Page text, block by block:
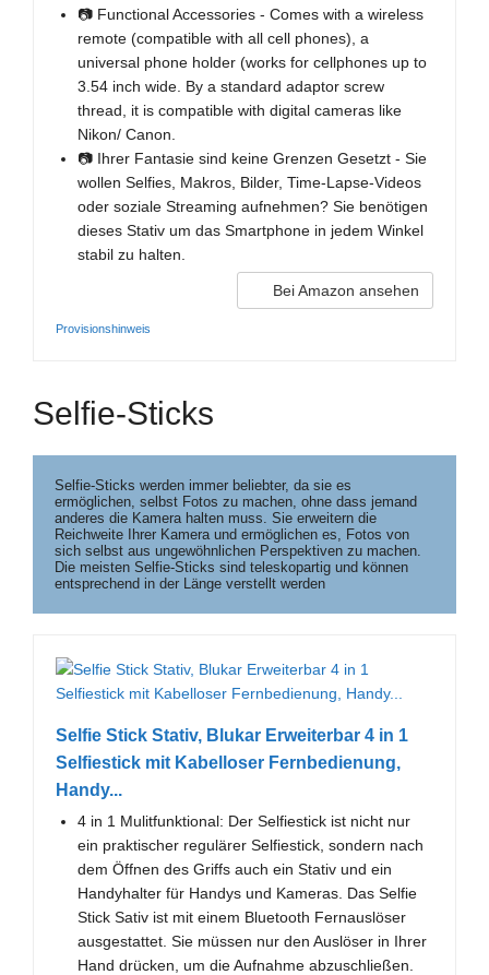
📷 Functional Accessories - Comes with a wireless
remote (compatible with all cell phones), a
universal phone holder (works for cellphones up to
3.54 inch wide. By a standard adaptor screw
thread, it is compatible with digital cameras like
Nikon/ Canon.
📷 Ihrer Fantasie sind keine Grenzen Gesetzt - Sie
wollen Selfies, Makros, Bilder, Time-Lapse-Videos
oder soziale Streaming aufnehmen? Sie benötigen
dieses Stativ um das Smartphone in jedem Winkel
stabil zu halten.
Bei Amazon ansehen
Provisionshinweis
Selfie-Sticks
Selfie-Sticks werden immer beliebter, da sie es
ermöglichen, selbst Fotos zu machen, ohne dass jemand
anderes die Kamera halten muss. Sie erweitern die
Reichweite Ihrer Kamera und ermöglichen es, Fotos von
sich selbst aus ungewöhnlichen Perspektiven zu machen.
Die meisten Selfie-Sticks sind teleskopartig und können
entsprechend in der Länge verstellt werden
Selfie Stick Stativ, Blukar Erweiterbar 4 in 1
Selfiestick mit Kabelloser Fernbedienung,
Handy...
4 in 1 Mulitfunktional: Der Selfiestick ist nicht nur
ein praktischer regulärer Selfiestick, sondern nach
dem Öffnen des Griffs auch ein Stativ und ein
Handyhalter für Handys und Kameras. Das Selfie
Stick Sativ ist mit einem Bluetooth Fernauslöser
ausgestattet. Sie müssen nur den Auslöser in Ihrer
Hand drücken, um die Aufnahme abzuschließen.